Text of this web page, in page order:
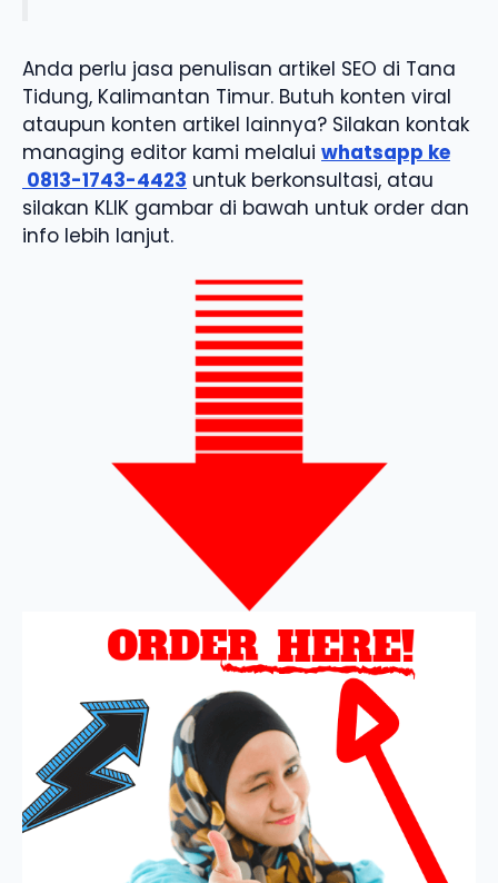
Anda perlu jasa penulisan artikel SEO di Tana
Tidung, Kalimantan Timur. Butuh konten viral
ataupun konten artikel lainnya? Silakan kontak
managing editor kami melalui whatsapp ke
0813-1743-4423 untuk berkonsultasi, atau
silakan KLIK gambar di bawah untuk order dan
info lebih lanjut.